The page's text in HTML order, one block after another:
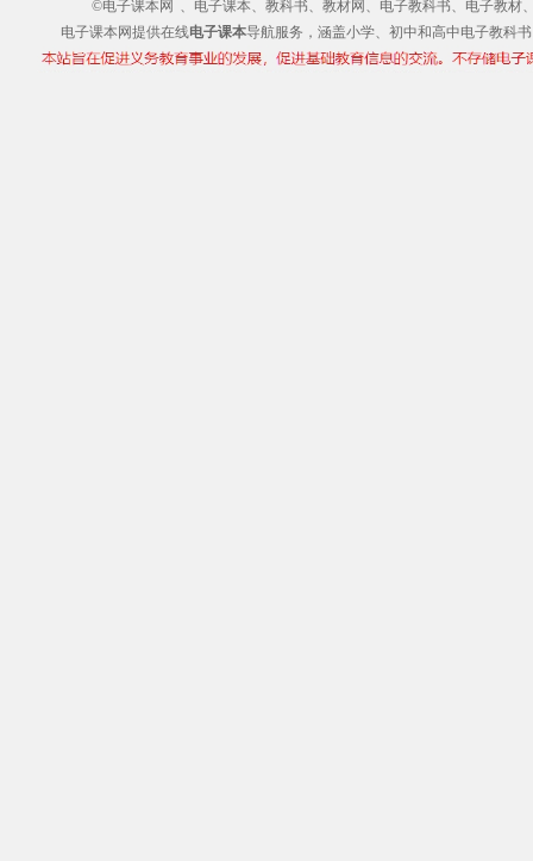
©电子课本网 、电子课本、教科书、教材网、电子教科书、电子教材
电子课本网提供在线电子课本导航服务，涵盖小学、初中和高中电子教科